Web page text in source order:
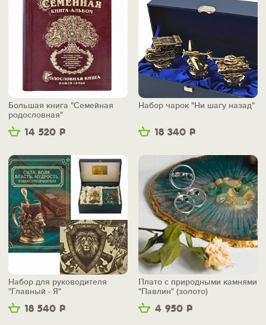
14 520 Р
Большая книга "Семейная
родословная"
18 340 Р
Набор чарок "Ни шагу назад"
18 540 Р
Набор для руководителя
"Главный - Я"
4 950 Р
Плато с природными камнями
"Павлин" (золото)